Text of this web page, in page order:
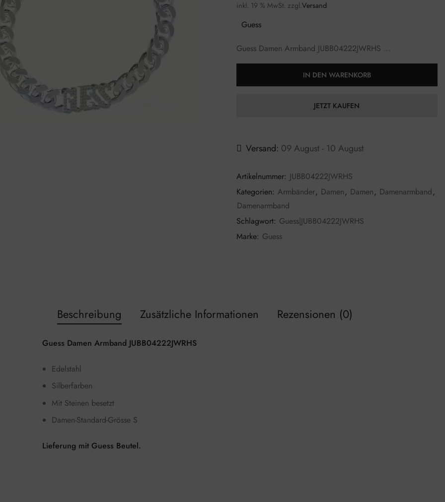
inkl. 19 % MwSt. zzgl.Versand
Guess
Guess Damen Armband JUBB04222JWRHS …
IN DEN WARENKORB
JETZT KAUFEN
Versand: 09 August - 10 August
Artikelnummer: JUBB04222JWRHS
Kategorien: Armbänder, Damen, Damen, Damenarmband,
Damenarmband
Schlagwort: Guess|JUBB04222JWRHS
Marke: Guess
Beschreibung Zusätzliche Informationen Rezensionen (0)
Guess Damen Armband JUBB04222JWRHS
Edelstahl
Silberfarben
Mit Steinen besetzt
Damen-Standard-Grösse S
Lieferung mit Guess Beutel.